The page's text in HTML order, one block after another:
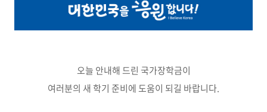
오늘 안내해 드린 국가장학금이
여러분의 새 학기 준비에 도움이 되길 바랍니다.